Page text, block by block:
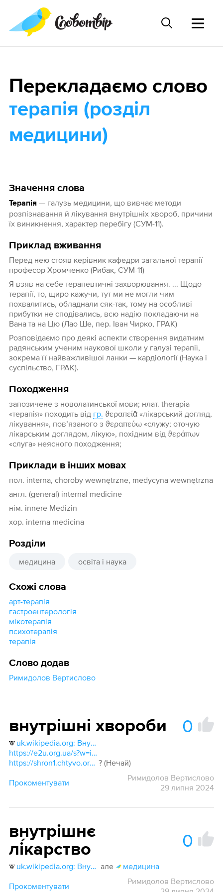
Значення слова
Терапія— галузь медицини, що вивчає методи
розпізнавання й лікування внутрішніх хвороб, причини
їх виникнення, характер перебігу (СУМ-11).
Приклад вживання
Перед нею стояв керівник кафедри загальної терапії
професор Хромченко (Рибак, СУМ-11)
Я взяв на себе терапевтичні захворювання. ... Щодо
терапії, то, щиро кажучи, тут ми не могли чим
похвалитись, обладнали сяк-так, тому на особливі
прибутки не сподівались, всю надію покладаючи на
Вана та на Цю (Лао Ше, пер. Іван Чирко, ГРАК)
Розповідаємо про деякі аспекти створення видатним
радянським ученим наукової школи у галузі терапії,
зокрема її найважливішої ланки — кардіології (Наука і
суспільство, ГРАК).
Походження
запозичене з новолатинської мови; нлат. therapia
«терапія» походить від гр. ϑεραπείᾱ «лікарський догляд,
лікування», пов’язаного з ϑεραπεύω «служу; оточую
лікарським доглядом, лікую», похідним від ϑεράπων
«слуга» неясного походження;
Приклади в інших мовах
пол. interna, choroby wewnętrzne, medycyna wewnętrzna
англ. (general) internal medicine
нім. innere Medizin
хор. interna medicina
Розділи
медицина освіта і наука
Схожі слова
арт-терапія
гастроентерологія
мікотерапія
психотерапія
терапія
Слово додав
Римидолов Вертислово
Перекладаємо слово
терапія (розділ
медицини)
внутрішні хвороби 0
uk.wikipedia.org: Внутрішні захворювання
https://e2u.org.ua/s?w=internal medicine&dicts=all&highlight=on&filter_lines=on
https://shron1.chtyvo.org.ua/Nechai_Stanislav/Rosiisko_-_ukrainskyi_medychnyi_slovnyk_z_inshomovnymy_nazvamy_2003.pdf ? (Нечай)
Прокоментувати
Римидолов Вертислово
29 липня 2024
внутрішнє
лі́карство
0
uk.wikipedia.org: Внутрішні захворювання але медицина
Прокоментувати
Римидолов Вертислово